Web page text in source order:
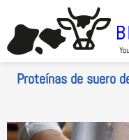
contenido
Proteínas de suero